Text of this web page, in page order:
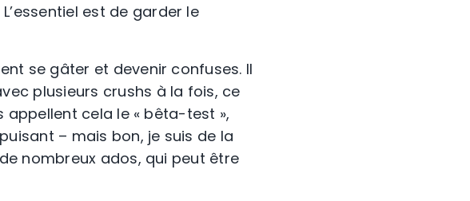
est de garder le
se gâter et devenir confuses. Il
plusieurs crushs à la fois, ce
cela le « bêta-test »,
– mais bon, je suis de la
nombreux ados, qui peut être